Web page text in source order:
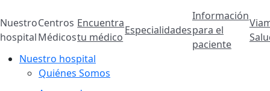
Nuestro
hospital
Centros
Médicos
Encuentra
tu médico
Especialidades
Información
para el
paciente
Nuestro hospital
Quiénes Somos